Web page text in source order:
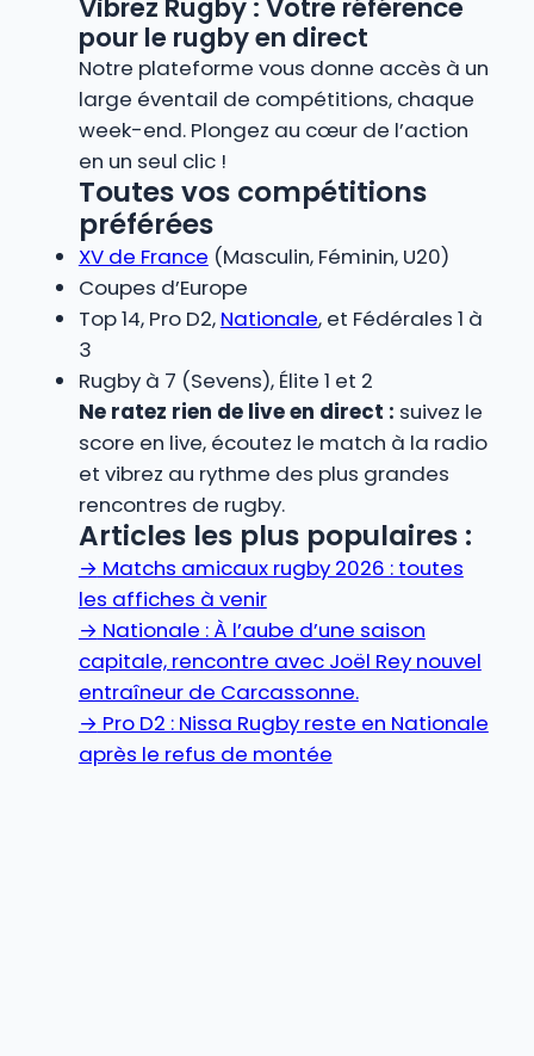
Vibrez Rugby : Votre référence
pour le rugby en direct
Notre plateforme vous donne accès à un
large éventail de compétitions, chaque
week-end. Plongez au cœur de l’action
en un seul clic !
Toutes vos compétitions
préférées
XV de France (Masculin, Féminin, U20)
Coupes d’Europe
Top 14, Pro D2, Nationale, et Fédérales 1 à
3
Rugby à 7 (Sevens), Élite 1 et 2
Ne ratez rien de live en direct : suivez le
score en live, écoutez le match à la radio
et vibrez au rythme des plus grandes
rencontres de rugby.
Articles les plus populaires :
→ Matchs amicaux rugby 2026 : toutes
les affiches à venir
→ Nationale : À l’aube d’une saison
capitale, rencontre avec Joël Rey nouvel
entraîneur de Carcassonne.
→ Pro D2 : Nissa Rugby reste en Nationale
après le refus de montée